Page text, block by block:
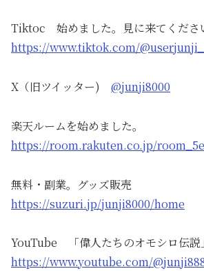
Tiktoc 始めました。見に来てくださ
https://www.tiktok.com/
X（旧ツイッター) @junji8000
楽天ルームを始めました。
https://room.rakuten.co.jp/
無料・副業。グッズ販売
https://suzuri.jp/junji8000/home
YouTube 「偉人たちのオモシロ伝説」
https://www.youtube.com/